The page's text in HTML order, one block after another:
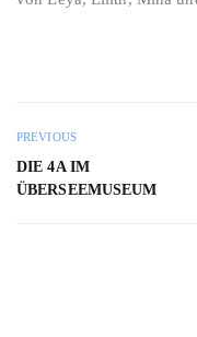
PREVIOUS
DIE 4A IM
ÜBERSEEMUSEUM